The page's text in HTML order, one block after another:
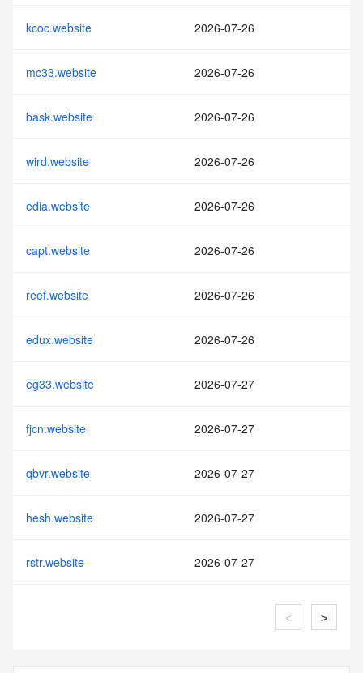
kcoc.website 2026-07-26
mc33.website 2026-07-26
bask.website 2026-07-26
wird.website 2026-07-26
edia.website 2026-07-26
capt.website 2026-07-26
reef.website 2026-07-26
edux.website 2026-07-26
eg33.website 2026-07-27
fjcn.website 2026-07-27
qbvr.website 2026-07-27
hesh.website 2026-07-27
rstr.website 2026-07-27
< >